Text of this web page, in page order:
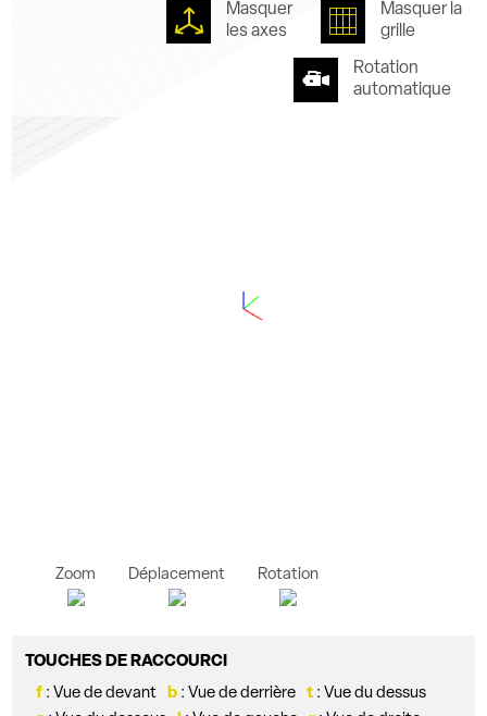
Masquer
les axes
Masquer la
grille
Rotation
automatique
Zoom Déplacement Rotation
TOUCHES DE RACCOURCI
f : Vue de devant b : Vue de derrière t : Vue du dessus